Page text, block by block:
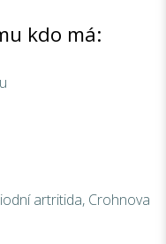
kdo má:
artritida, Crohnova